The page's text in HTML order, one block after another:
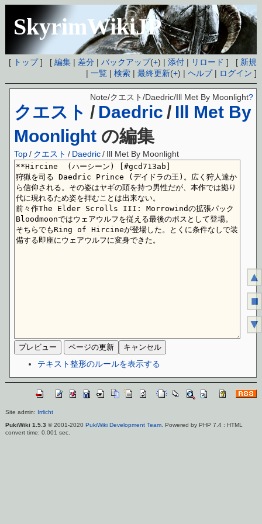
SkyrimWikiJP
[ トップ] [編集 | 差分 |バックアップ(+) |添付 | リロード ] [ 新規
|一覧 |検索 |最終更新(+) |ヘルプ| ログイン ]
クエスト / Daedric / Ill Met By
Moonlight の編集
Note/クエスト/Daedric/Ill Met By Moonlight?
Top / クエスト / Daedric/ Ill Met By Moonlight
テキスト整形のルールを表示する
Site admin: Irrlicht
PukiWiki 1.5.3 © 2001-2020 PukiWiki Development Team. Powered by PHP 7.4 : HTML
convert time: 0.001 sec.
▲
■
▼